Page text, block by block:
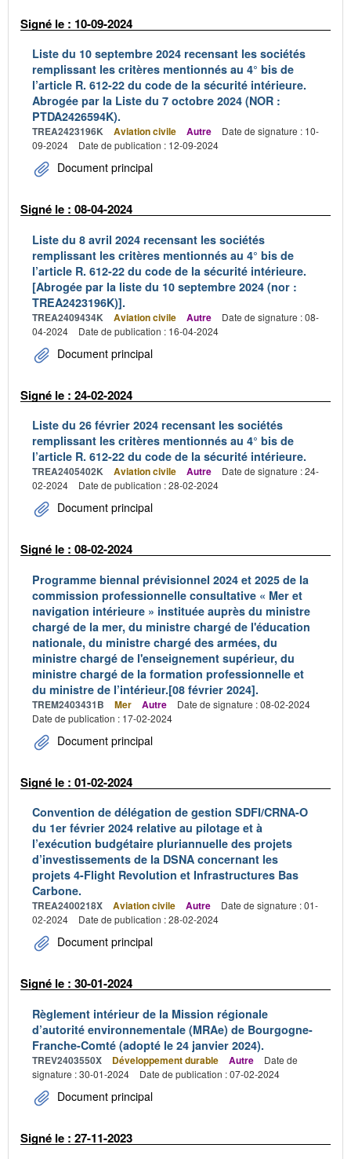
Signé le : 10-09-2024
Liste du 10 septembre 2024 recensant les sociétés
remplissant les critères mentionnés au 4° bis de
l’article R. 612-22 du code de la sécurité intérieure.
Abrogée par la Liste du 7 octobre 2024 (NOR :
PTDA2426594K).
TREA2423196K Aviation civile Autre
Date de signature : 10-
09-2024
Date de publication : 12-09-2024
Document principal
Signé le : 08-04-2024
Liste du 8 avril 2024 recensant les sociétés
remplissant les critères mentionnés au 4° bis de
l’article R. 612-22 du code de la sécurité intérieure.
[Abrogée par la liste du 10 septembre 2024 (nor :
TREA2423196K)].
TREA2409434K Aviation civile Autre
Date de signature : 08-
04-2024
Date de publication : 16-04-2024
Document principal
Signé le : 24-02-2024
Liste du 26 février 2024 recensant les sociétés
remplissant les critères mentionnés au 4° bis de
l’article R. 612-22 du code de la sécurité intérieure.
TREA2405402K Aviation civile Autre
Date de signature : 24-
02-2024
Date de publication : 28-02-2024
Document principal
Signé le : 08-02-2024
Programme biennal prévisionnel 2024 et 2025 de la
commission professionnelle consultative « Mer et
navigation intérieure » instituée auprès du ministre
chargé de la mer, du ministre chargé de l'éducation
nationale, du ministre chargé des armées, du
ministre chargé de l'enseignement supérieur, du
ministre chargé de la formation professionnelle et
du ministre de l’intérieur.[08 février 2024].
TREM2403431B Mer Autre
Date de signature : 08-02-2024
Date de publication : 17-02-2024
Document principal
Signé le : 01-02-2024
Convention de délégation de gestion SDFI/CRNA-O
du 1er février 2024 relative au pilotage et à
l’exécution budgétaire pluriannuelle des projets
d’investissements de la DSNA concernant les
projets 4-Flight Revolution et Infrastructures Bas
Carbone.
TREA2400218X Aviation civile Autre
Date de signature : 01-
02-2024
Date de publication : 28-02-2024
Document principal
Signé le : 30-01-2024
Règlement intérieur de la Mission régionale
d’autorité environnementale (MRAe) de Bourgogne-
Franche-Comté (adopté le 24 janvier 2024).
TREV2403550X Développement durable Autre
Date de
signature : 30-01-2024
Date de publication : 07-02-2024
Document principal
Signé le : 27-11-2023